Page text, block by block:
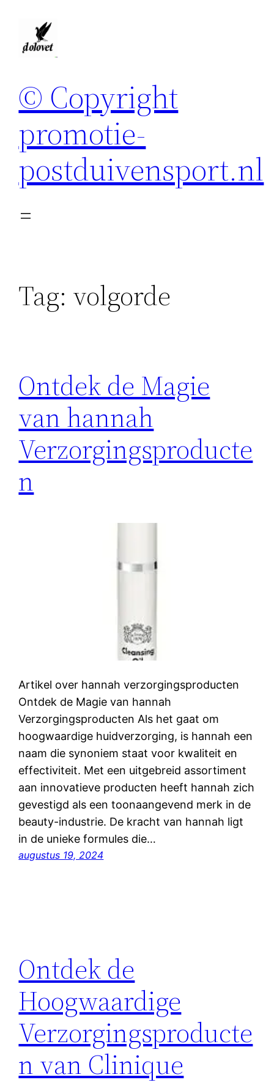
© Copyright
promotie-
postduivensport.nl
Tag: volgorde
Ontdek de Magie
van hannah
Verzorgingsproducte
n
Artikel over hannah verzorgingsproducten
Ontdek de Magie van hannah
Verzorgingsproducten Als het gaat om
hoogwaardige huidverzorging, is hannah een
naam die synoniem staat voor kwaliteit en
effectiviteit. Met een uitgebreid assortiment
aan innovatieve producten heeft hannah zich
gevestigd als een toonaangevend merk in de
beauty-industrie. De kracht van hannah ligt
in de unieke formules die…
augustus 19, 2024
Ontdek de
Hoogwaardige
Verzorgingsproducte
n van Clinique